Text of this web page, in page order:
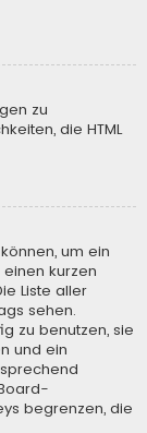
zu
die HTML
um ein
kurzen
Liste aller
sehen.
zu benutzen, sie
und ein
begrenzen, die